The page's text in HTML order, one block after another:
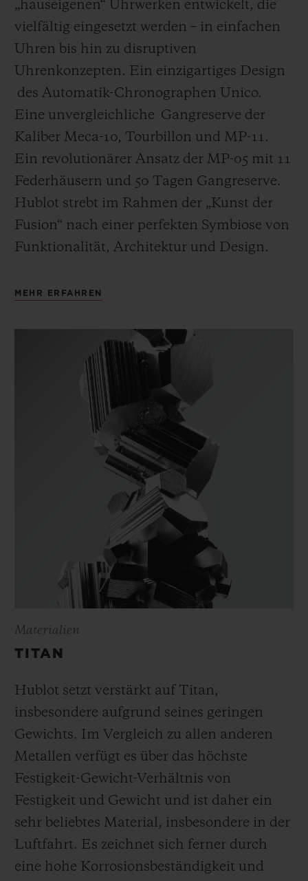
„hauseigenen“ Uhrwerken entwickelt, die
vielfältig eingesetzt werden – in einfachen
Uhren bis hin zu disruptiven
Uhrenkonzepten. Ein einzigartiges Design
des Automatik-Chronographen Unico.
Eine unvergleichliche Gangreserve der
Kaliber Meca-10, Tourbillon und MP-11.
Ein revolutionärer Ansatz der MP-05 mit 11
Federhäusern und 50 Tagen Gangreserve.
Hublot strebt im Rahmen der „Kunst der
Fusion“ nach einer perfekten Symbiose von
Funktionalität, Architektur und Design.
MEHR ERFAHREN
Materialien
TITAN
Hublot setzt verstärkt auf Titan,
insbesondere aufgrund seines geringen
Gewichts. Im Vergleich zu allen anderen
Metallen verfügt es über das höchste
Festigkeit-Gewicht-Verhältnis von
Festigkeit und Gewicht und ist daher ein
sehr beliebtes Material, insbesondere in der
Luftfahrt. Es zeichnet sich ferner durch
eine hohe Korrosionsbeständigkeit und